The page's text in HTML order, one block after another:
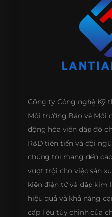
Công ty Công nghệ Kỹ
Môi trường Bảo vệ Mới
động hóa viền dập độ
R&D tiên tiến và đội
chúng tôi mang đến
vượt trội cho việc sản
kiện điện tử và dập kim
hiệu quả và khả năng
cấp liệu tùy chỉnh của